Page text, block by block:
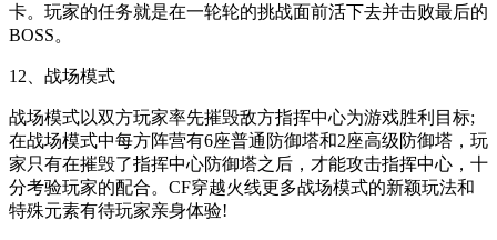
卡。玩家的任务就是在一轮轮的挑战面前活下去并击败最后的
BOSS。
12、战场模式
战场模式以双方玩家率先摧毁敌方指挥中心为游戏胜利目标;
在战场模式中每方阵营有6座普通防御塔和2座高级防御塔，玩
家只有在摧毁了指挥中心防御塔之后，才能攻击指挥中心，十
分考验玩家的配合。CF穿越火线更多战场模式的新颖玩法和
特殊元素有待玩家亲身体验!